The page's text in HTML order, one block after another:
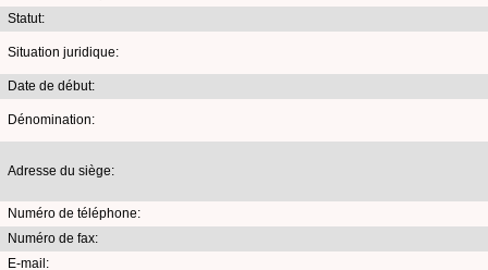
Statut:
Situation juridique:
Date de début:
Dénomination:
Adresse du siège:
Numéro de téléphone:
Numéro de fax:
E-mail: